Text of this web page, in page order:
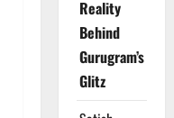
Reality
Behind
Gurugram’s
Glitz